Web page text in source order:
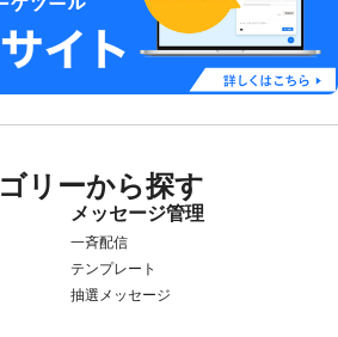
リーから探す
メッセージ管理
一斉配信
テンプレート
抽選メッセージ